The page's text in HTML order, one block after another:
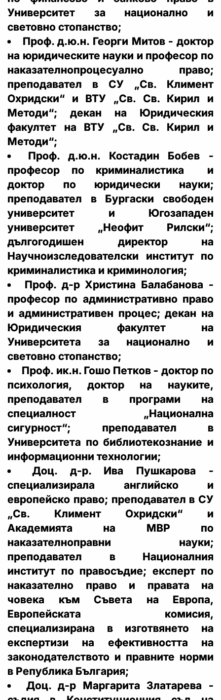
Университет за национално и
световно стопанство;
Проф. д.ю.н. Георги Митов - доктор
на юридическите науки и професор по
наказателнопроцесуално право;
преподавател в СУ „Св. Климент
Охридски“ и ВТУ „Св. Св. Кирил и
Методи“; декан на Юридическия
факултет на ВТУ „Св. Св. Кирил и
Методи“;
Проф. д.ю.н. Костадин Бобев -
професор по криминалистика и
доктор по юридически науки;
преподавател в Бургаски свободен
университет и Югозападен
университет „Неофит Рилски“;
дългогодишен директор на
Научноизследователски институт по
криминалистика и криминология;
Проф. д-р Христина Балабанова -
професор по административно право
и административен процес; декан на
Юридическия факултет на
Университета за национално и
световно стопанство;
Проф. ик.н. Гошо Петков - доктор по
психология, доктор на науките,
преподавател в програми на
специалност „Национална
сигурност“; преподавател в
Университета по библиотекознание и
информационни технологии;
Доц. д-р. Ива Пушкарова -
специализирала английско и
европейско право; преподавател в СУ
„Св. Климент Охридски“ и
Академията на МВР по
наказателноправни науки;
преподавател в Националния
институт по правосъдие; експерт по
наказателно право и правата на
човека към Съвета на Европа,
Европейската комисия,
специализирана в изготвянето на
експертизи на ефективността на
законодателството и правните норми
в Република България;
Доц. д-р Маргарита Златарева -